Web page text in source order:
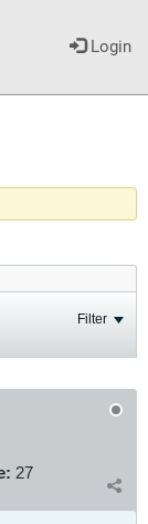
Login
Filter
27